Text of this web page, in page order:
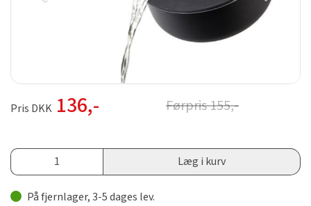
Pris DKK 136,- Førpris155,-
Læg i kurv
På fjernlager, 3-5 dages lev.